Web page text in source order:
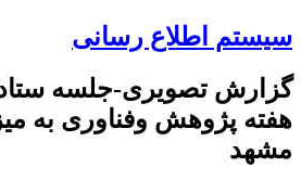
سیستم اطلاع رسانی
گزارش تصویری-جلسه
هفته پژوهش وفناوری به
مشهد